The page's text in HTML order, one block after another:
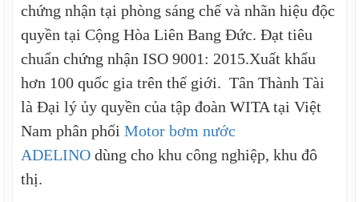
chứng nhận tại phòng sáng chế và nhãn hiệu độc
quyền tại Cộng Hòa Liên Bang Đức. Đạt tiêu
chuẩn chứng nhận ISO 9001: 2015.Xuất khẩu
hơn 100 quốc gia trên thế giới. Tân Thành Tài
là Đại lý ủy quyền của tập đoàn WITA tại Việt
Nam phân phốiMotor bơm nước
ADELINO dùng cho khu công nghiệp, khu đô
thị.